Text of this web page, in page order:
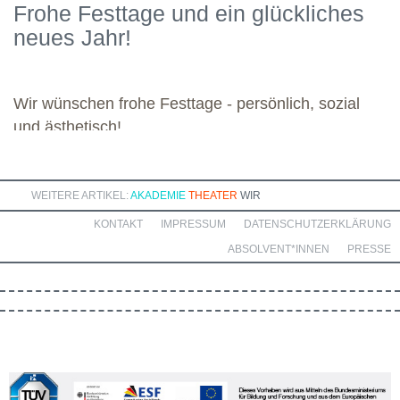
kommenden Module. Günther wünscht allen weiteren
Dozierenden viel Freude bei ihren Modulen sowie eine ebenso
Frohe Festtage und ein glückliches
neues Jahr!
Wir wünschen frohe Festtage - persönlich, sozial
und ästhetisch!
WEITERE ARTIKEL: AKADEMIE THEATER WIR
DATENSCHUTZERKLÄRUNG
IMPRESSUM
KONTAKT
PRESSE
ABSOLVENT*INNEN